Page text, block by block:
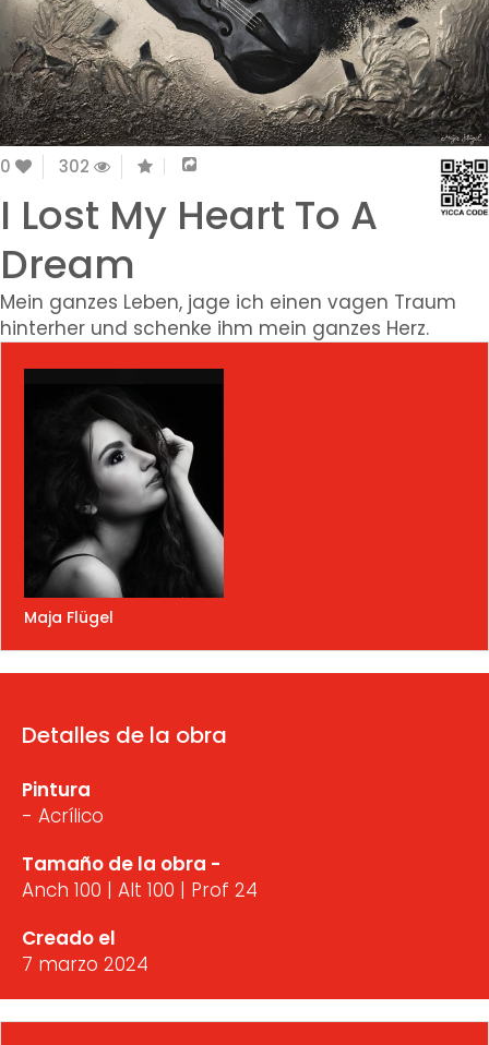
0 302
I Lost My Heart To A
Dream
Mein ganzes Leben, jage ich einen vagen Traum
hinterher und schenke ihm mein ganzes Herz.
Maja Flügel
Detalles de la obra
Pintura
- Acrílico
Tamaño de la obra -
Anch 100 | Alt 100 | Prof 24
Creado el
7 marzo 2024